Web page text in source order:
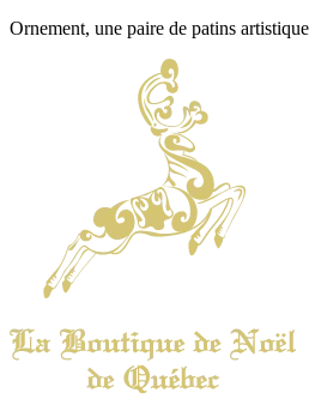
Ornement, une paire de patins